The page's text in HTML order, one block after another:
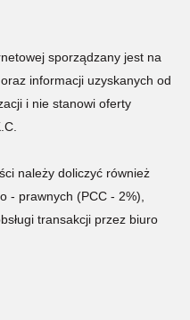
sporządzany jest na
informacji uzyskanych od
i nie stanowi oferty
należy doliczyć również
- prawnych (PCC - 2%),
transakcji przez biuro